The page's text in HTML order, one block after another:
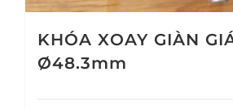
KHÓA XOAY GIÀN
Ø48.3mm